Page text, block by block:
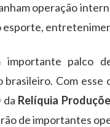
operação
palco
Com esse
da Relíquia
de importantes